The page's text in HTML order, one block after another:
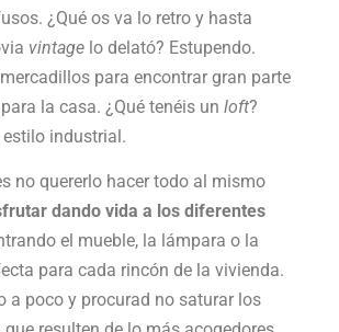
¿Qué os va lo retro y hasta
vintage lo delató? Estupendo.
para encontrar gran parte
la casa. ¿Qué tenéis un loft?
industrial.
no quererlo hacer todo al mismo
dando vida a los diferentes
el mueble, la lámpara o la
para cada rincón de la vivienda.
a poco y procurad no saturar los